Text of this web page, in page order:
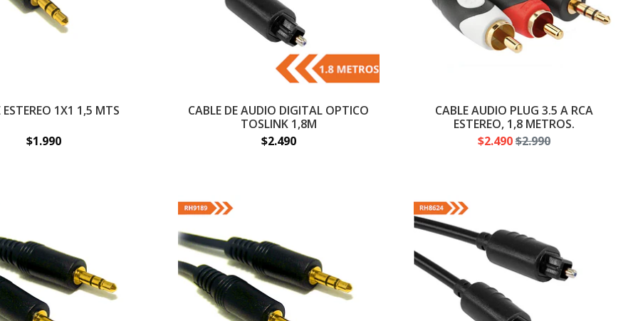
ESTEREO 1X1 1,5 MTS
$1.990
CABLE DE AUDIO DIGITAL OPTICO
TOSLINK 1,8M
$2.490
CABLE AUDIO PLUG 3.5 A RCA
ESTEREO, 1,8 METROS.
$2.490$2.990